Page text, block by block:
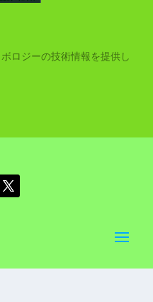
ロジーの技術情報を提供し